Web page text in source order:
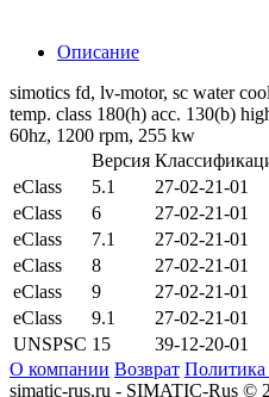
Описание
simotics fd, lv-motor, sc water
temp. class 180(h) acc. 130(b)
60hz, 1200 rpm, 255 kw
Версия
eClass
5.1
27-02-21-01
eClass
6
27-02-21-01
eClass
7.1
27-02-21-01
eClass
8
27-02-21-01
eClass
9
27-02-21-01
eClass
9.1
27-02-21-01
UNSPSC 15
39-12-20-01
О компании Возврат
simatic-rus.ru - SIMATIC-Rus ©